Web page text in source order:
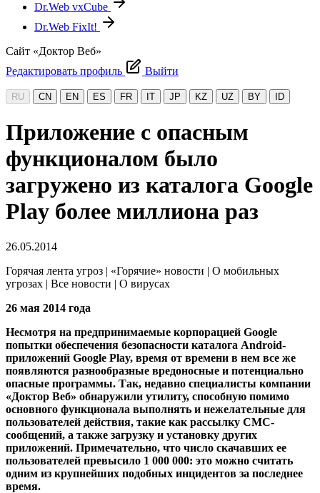
Dr.Web vxCube
Dr.Web FixIt!
Сайт «Доктор Веб»
Редактировать профиль
Выйти
RU CN EN ES FR IT JP KZ UZ BY ID
Приложение с опасным
функционалом было
загружено из каталога Google
Play более миллиона раз
26.05.2014
Горячая лента угроз | «Горячие» новости | О мобильных
угрозах | Все новости | О вирусах
26 мая 2014 года
Несмотря на предпринимаемые корпорацией Google
попытки обеспечения безопасности каталога Android-
приложений Google Play, время от времени в нем все же
появляются разнообразные вредоносные и потенциально
опасные программы. Так, недавно специалисты компании
«Доктор Веб» обнаружили утилиту, способную помимо
основного функционала выполнять и нежелательные для
пользователей действия, такие как рассылку СМС-
сообщений, а также загрузку и установку других
приложений. Примечательно, что число скачавших ее
пользователей превысило 1 000 000: это можно считать
одним из крупнейших подобных инцидентов за последнее
время.